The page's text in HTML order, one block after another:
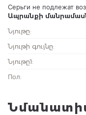
Серьги не подлежат
Ապրանքի
Նյութը:
Նյութի գույնը:
Նյութը1:
Пол: